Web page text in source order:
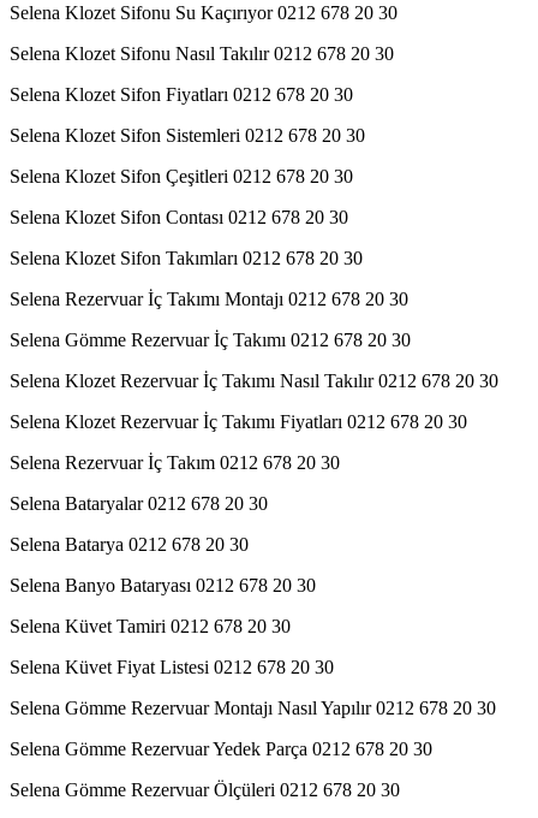
Selena Klozet Sifonu Su Kaçırıyor 0212 678 20 30
Selena Klozet Sifonu Nasıl Takılır 0212 678 20 30
Selena Klozet Sifon Fiyatları 0212 678 20 30
Selena Klozet Sifon Sistemleri 0212 678 20 30
Selena Klozet Sifon Çeşitleri 0212 678 20 30
Selena Klozet Sifon Contası 0212 678 20 30
Selena Klozet Sifon Takımları 0212 678 20 30
Selena Rezervuar İç Takımı Montajı 0212 678 20 30
Selena Gömme Rezervuar İç Takımı 0212 678 20 30
Selena Klozet Rezervuar İç Takımı Nasıl Takılır 0212 678 20 30
Selena Klozet Rezervuar İç Takımı Fiyatları 0212 678 20 30
Selena Rezervuar İç Takım 0212 678 20 30
Selena Bataryalar 0212 678 20 30
Selena Batarya 0212 678 20 30
Selena Banyo Bataryası 0212 678 20 30
Selena Küvet Tamiri 0212 678 20 30
Selena Küvet Fiyat Listesi 0212 678 20 30
Selena Gömme Rezervuar Montajı Nasıl Yapılır 0212 678 20 30
Selena Gömme Rezervuar Yedek Parça 0212 678 20 30
Selena Gömme Rezervuar Ölçüleri 0212 678 20 30